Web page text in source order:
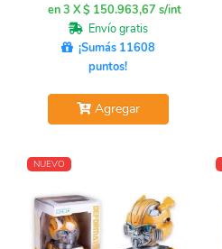
en 3 X $ 150.963,67 s/int
Envío gratis
¡Sumás 11608
puntos!
Agregar
NUEVO